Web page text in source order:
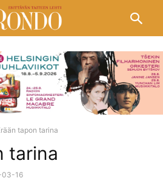
tapon tarina
tarina
03-16